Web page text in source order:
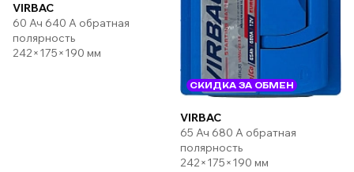
VIRBAC
60 Ач 640 А обратная
полярность
242×175×190 мм
СКИДКА ЗА ОБМЕН
VIRBAC
65 Ач 680 А обратная
полярность
242×175×190 мм